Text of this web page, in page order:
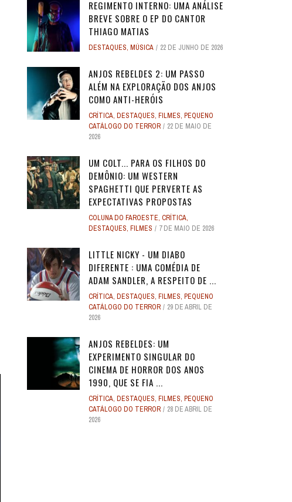
REGIMENTO INTERNO: UMA ANÁLISE
BREVE SOBRE O EP DO CANTOR
THIAGO MATIAS
DESTAQUES, MÚSICA 22 DE JUNHO DE 2026
ANJOS REBELDES 2: UM PASSO
ALÉM NA EXPLORAÇÃO DOS ANJOS
COMO ANTI-HERÓIS
CRÍTICA, DESTAQUES, FILMES, PEQUENO
CATÁLOGO DO TERROR
22 DE MAIO DE
2026
UM COLT... PARA OS FILHOS DO
DEMÔNIO: UM WESTERN
SPAGHETTI QUE PERVERTE AS
EXPECTATIVAS PROPOSTAS
COLUNA DO FAROESTE, CRÍTICA,
DESTAQUES, FILMES 7 DE MAIO DE 2026
LITTLE NICKY - UM DIABO
DIFERENTE : UMA COMÉDIA DE
ADAM SANDLER, A RESPEITO DE ...
CRÍTICA, DESTAQUES, FILMES, PEQUENO
CATÁLOGO DO TERROR
29 DE ABRIL DE
2026
ANJOS REBELDES: UM
EXPERIMENTO SINGULAR DO
CINEMA DE HORROR DOS ANOS
1990, QUE SE FIA ...
CRÍTICA, DESTAQUES, FILMES, PEQUENO
CATÁLOGO DO TERROR
28 DE ABRIL DE
2026